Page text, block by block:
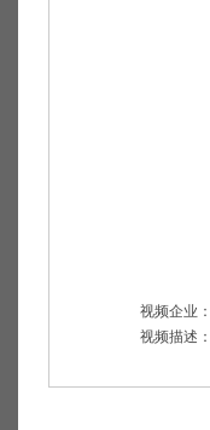
视频企业
视频描述：